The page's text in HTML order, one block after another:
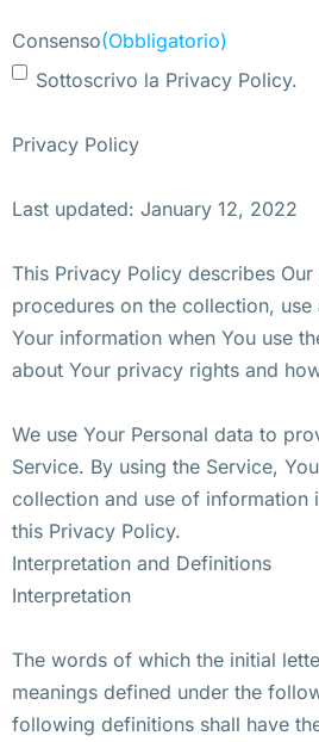
Consenso(Obbligatorio)
Sottoscrivo la Privacy Policy.
Privacy Policy
Last updated: January 12, 2022
This Privacy Policy describes
procedures on the collection,
Your information when You use
about Your privacy rights and
We use Your Personal data to
Service. By using the Service,
collection and use of information
this Privacy Policy.
Interpretation and Definitions
Interpretation
The words of which the initial
meanings defined under the
following definitions shall have